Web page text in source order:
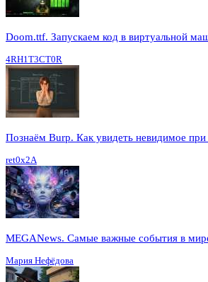
Doom.ttf. Запускаем код в виртуальной
4RH1T3CT0R
Познаём Burp. Как увидеть невидимое при
ret0x2A
MEGANews. Cамые важные события в
Мария Нефёдова